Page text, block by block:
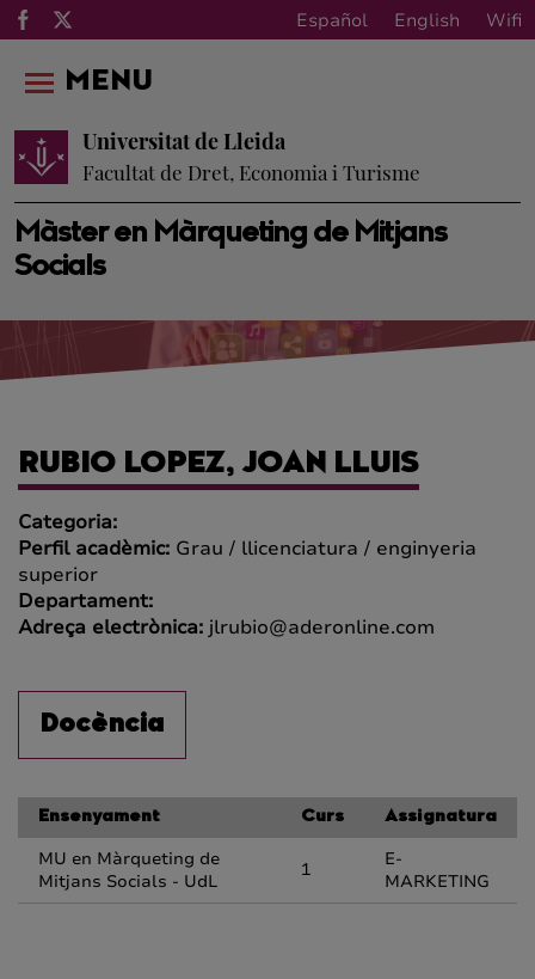
Español English Wifi
Màster en Màrqueting de Mitjans
Socials
Universitat de Lleida
Facultat de Dret, Economia i Turisme
MENU
RUBIO LOPEZ, JOAN LLUIS
Categoria:
Perfil acadèmic: Grau / llicenciatura / enginyeria
superior
Departament:
Adreça electrònica: jlrubio@aderonline.com
Docència
Ensenyament Curs Assignatura
MU en Màrqueting de
Mitjans Socials - UdL
1
E-
MARKETING